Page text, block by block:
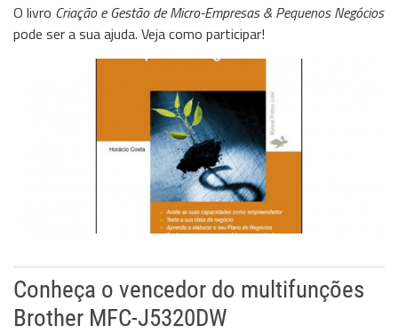
O livro Criação e Gestão de Micro-Empresas & Pequenos Negócios
pode ser a sua ajuda. Veja como participar!
Conheça o vencedor do multifunções
Brother MFC-J5320DW